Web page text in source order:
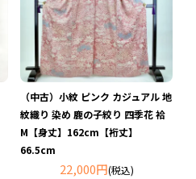
（中古）小紋 ピンク カジュアル 地
紋織り 染め 鹿の子絞り 四季花 袷
M【身丈】162cm【裄丈】
66.5cm
22,000円(税込)